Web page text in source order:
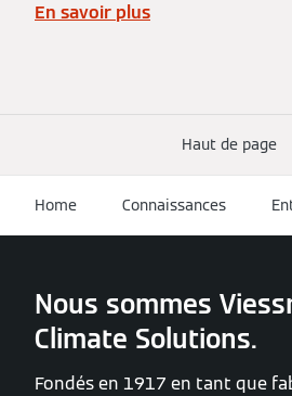
En savoir plus
Haut de page
Home Connaissances
Nous sommes
Climate Solutions.
Fondés en 1917 en tant que